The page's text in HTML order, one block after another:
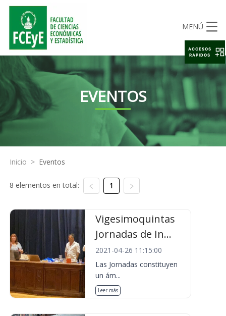
MENÚ
EVENTOS
Inicio > Eventos
8 elementos en total: 1
Vigesimoquintas
Jornadas de In...
2021-04-26 11:15:00
Las Jornadas constituyen
un ám...
Leer más
ACCESOS
RAPIDOS